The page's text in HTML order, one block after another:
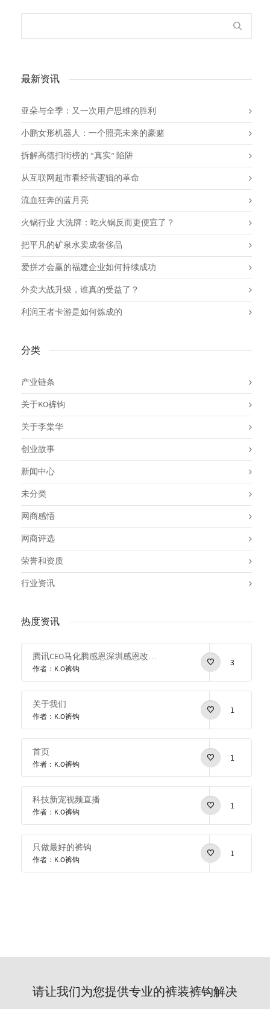
最新资讯
亚朵与全季：又一次用户思维的胜利
小鹏女形机器人：一个照亮未来的豪赌
拆解高德扫街榜的 “真实” 陷阱
从互联网超市看经营逻辑的革命
流血狂奔的蓝月亮
火锅行业 大洗牌：吃火锅反而更便宜了？
把平凡的矿泉水卖成奢侈品
爱拼才会赢的福建企业如何持续成功
外卖大战升级，谁真的受益了？
利润王者卡游是如何炼成的
分类
产业链条
关于KO裤钩
关于李棠华
创业故事
新闻中心
未分类
网商感悟
网商评选
荣誉和资质
行业资讯
热度资讯
腾讯CEO马化腾感恩深圳感恩改革开放
作者：K.O裤钩
3
关于我们
作者：K.O裤钩
1
首页
作者：K.O裤钩
1
科技新宠视频直播
作者：K.O裤钩
1
只做最好的裤钩
作者：K.O裤钩
1
请让我们为您提供专业的裤装裤钩解决